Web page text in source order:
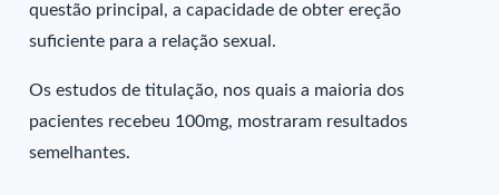
questão principal, a capacidade de obter ereção
suficiente para a relação sexual.
Os estudos de titulação, nos quais a maioria dos
pacientes recebeu 100mg, mostraram resultados
semelhantes.